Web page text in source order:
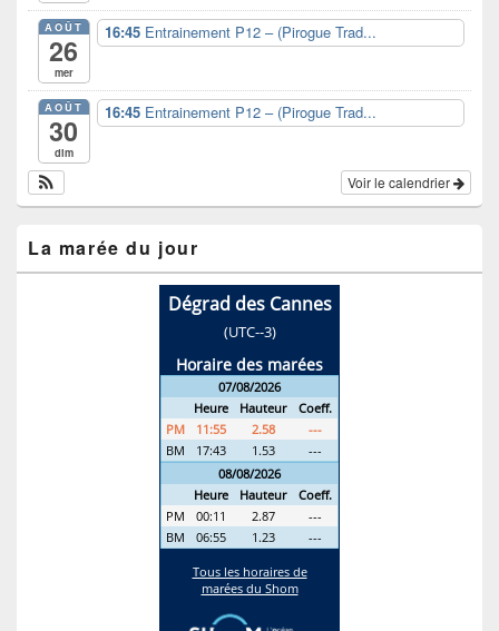
AOÛT
26
mer
16:45 Entrainement P12 – (Pirogue Trad...
AOÛT
30
dim
16:45 Entrainement P12 – (Pirogue Trad...
Voir le calendrier
La marée du jour